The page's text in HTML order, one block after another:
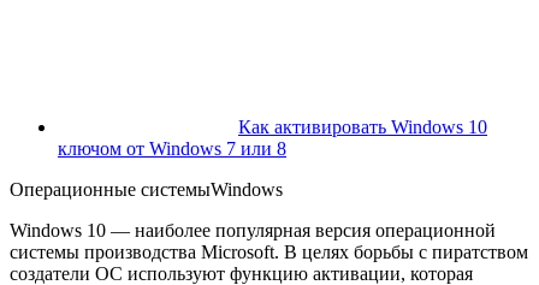
Как активировать Windows 10
ключом от Windows 7 или 8
Операционные системыWindows
Windows 10 — наиболее популярная версия операционной
системы производства Microsoft. В целях борьбы с пиратством
создатели ОС используют функцию активации, которая